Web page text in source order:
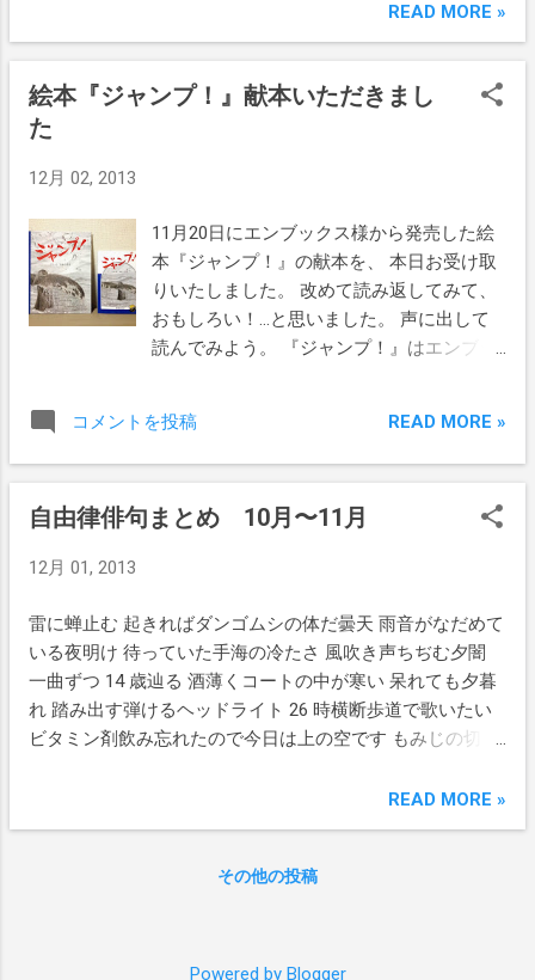
出るほど話がおもしろいマスターは、 ほっ
て早速、マルカフェブログでも宣伝してく
ださいました。 ありがとうございます！
プ！』を読んでいます笑。 ◆◆◆ 御嶽神社
裏 Malu Cafe（マルカフェ） 週末だけひっ
そりオープンする、大人のためのギャラリ
ーカフェ。 営業時間 11:00-17:00 〒145-
0073 大田区北嶺町37－2 TEL/FAX:03-6425-
http://www.malucafe.com/ 東急池上線「御
嶽山駅」より徒歩２分／「多摩川駅」より
徒歩17分
READ MORE »
絵本『ジャンプ！』献本いただきまし
た
12月 02, 2013
11月20日にエンブックス様から発売した絵
本『ジャンプ！』の献本を、 本日お受け取
りいたしました。 改めて読み返してみて、
おもしろい！…と思いました。 声に出して
読んでみよう。 『ジャンプ！』はエンブッ
http://enbooks.jp/jump/
コメントを投稿 READ MORE »
自由律俳句まとめ 10月〜11月
12月 01, 2013
雷に蝉止む 起きればダンゴムシの体だ曇天 雨音がなだめて
いる夜明け 待っていた手海の冷たさ 風吹き声ちぢむ夕闇
一曲ずつ 14 歳辿る 酒薄くコートの中が寒い 呆れても夕暮
れ 踏み出す弾けるヘッドライト 26 時横断歩道で歌いたい
ビタミン剤飲み忘れたので今日は上の空です もみじの切っ
す ◆◆◆ 無季定型◆◆◆ 何もかも止まった深夜の歩道橋
READ MORE »
その他の投稿
Powered by Blogger